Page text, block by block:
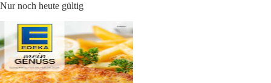
Nur noch heute gültig